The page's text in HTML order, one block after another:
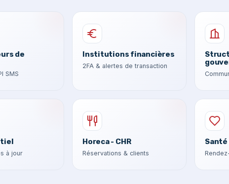
de
SMS
Institutions financières
2FA & alertes de transaction
à jour
Horeca - CHR
Réservations & clients
Santé